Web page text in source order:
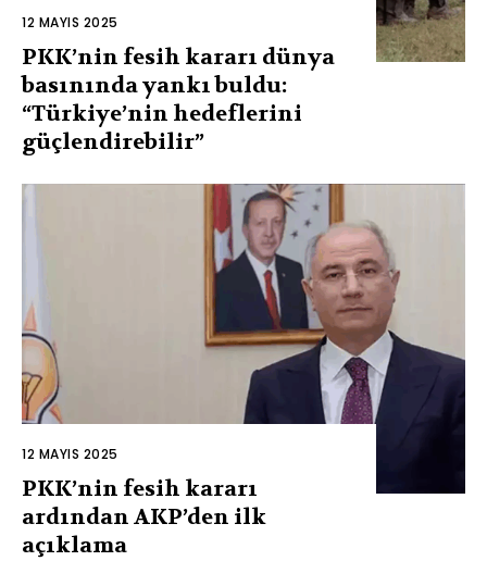
12 MAYIS 2025
PKK’nin fesih kararı dünya
basınında yankı buldu:
“Türkiye’nin hedeflerini
güçlendirebilir”
12 MAYIS 2025
PKK’nin fesih kararı
ardından AKP’den ilk
açıklama